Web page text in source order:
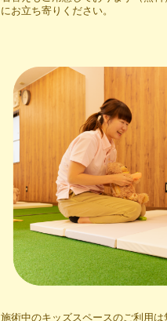
にお立ち寄りください。
施術中のキッズスペースのご利用